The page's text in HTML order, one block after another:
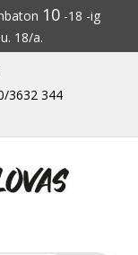
10-18 -ig
18/a.
3632 344